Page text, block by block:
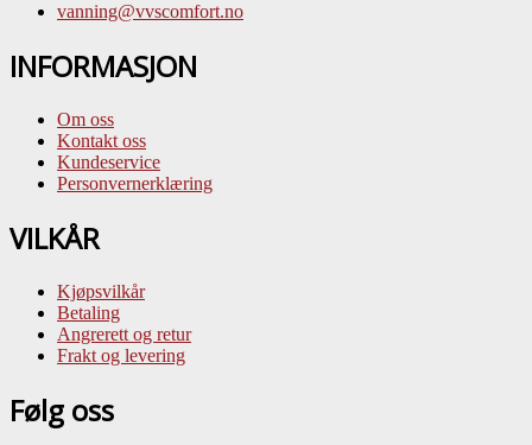
vanning@vvscomfort.no
INFORMASJON
Om oss
Kontakt oss
Kundeservice
Personvernerklæring
VILKÅR
Kjøpsvilkår
Betaling
Angrerett og retur
Frakt og levering
Følg oss